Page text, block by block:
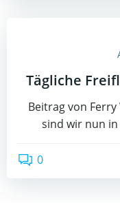
Tägliche
Beitrag von
sind wir nun
0